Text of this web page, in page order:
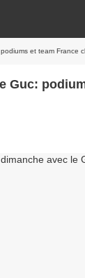
et team France
Guc: